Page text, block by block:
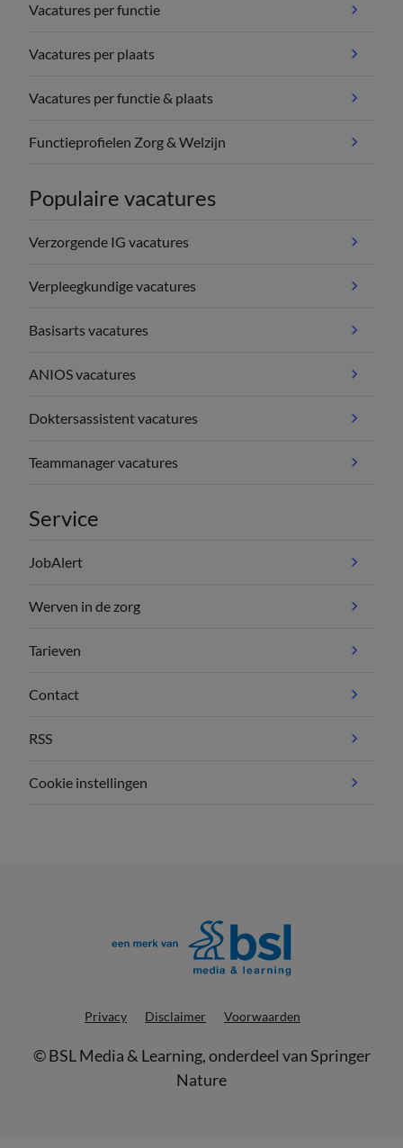
Vacatures per functie
Vacatures per plaats
Vacatures per functie & plaats
Functieprofielen Zorg & Welzijn
Populaire vacatures
Verzorgende IG vacatures
Verpleegkundige vacatures
Basisarts vacatures
ANIOS vacatures
Doktersassistent vacatures
Teammanager vacatures
Service
JobAlert
Werven in de zorg
Tarieven
Contact
RSS
Cookie instellingen
Privacy Disclaimer Voorwaarden
©BSL Media & Learning, onderdeel vanSpringer
Nature